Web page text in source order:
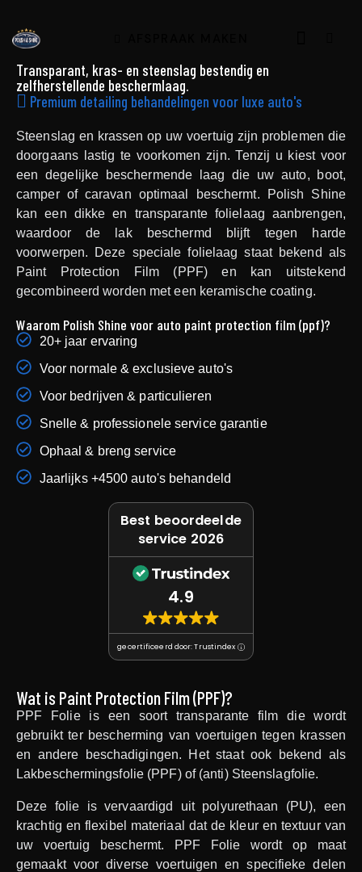
Transparant, kras- en steenslag bestendig en
zelfherstellende beschermlaag.
Premium detailing behandelingen voor luxe auto's
Steenslag en krassen op uw voertuig zijn problemen die
doorgaans lastig te voorkomen zijn. Tenzij u kiest voor
een degelijke beschermende laag die uw auto, boot,
camper of caravan optimaal beschermt. Polish Shine
kan een dikke en transparante folielaag aanbrengen,
waardoor de lak beschermd blijft tegen harde
voorwerpen. Deze speciale folielaag staat bekend als
Paint Protection Film (PPF) en kan uitstekend
gecombineerd worden met een keramische coating.
Waarom Polish Shine voor auto paint protection film (ppf)?
20+ jaar ervaring
Voor normale & exclusieve auto's
Voor bedrijven & particulieren
Snelle & professionele service garantie
Ophaal & breng service
Jaarlijks +4500 auto's behandeld
Best beoordeelde
service 2026
4.9
gecertificeerd door: Trustindex
Wat is Paint Protection Film (PPF)?
PPF Folie is een soort transparante film die wordt
gebruikt ter bescherming van voertuigen tegen krassen
en andere beschadigingen. Het staat ook bekend als
Lakbeschermingsfolie (PPF) of (anti) Steenslagfolie.
Deze folie is vervaardigd uit polyurethaan (PU), een
krachtig en flexibel materiaal dat de kleur en textuur van
uw voertuig beschermt. PPF Folie wordt op maat
gemaakt voor diverse voertuigen en specifieke delen